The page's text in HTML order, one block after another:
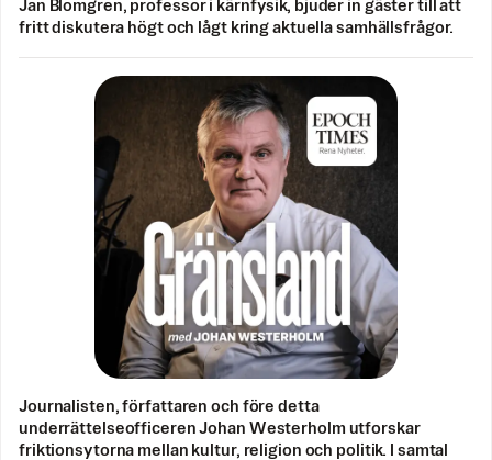
Jan Blomgren, professor i kärnfysik, bjuder in gäster till att
fritt diskutera högt och lågt kring aktuella samhällsfrågor.
Journalisten, författaren och före detta
underrättelseofficeren Johan Westerholm utforskar
friktionsytorna mellan kultur, religion och politik. I samtal